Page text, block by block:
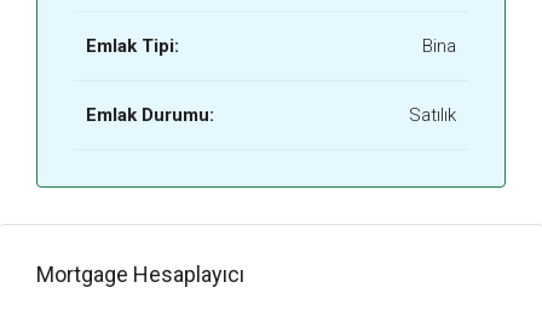
Emlak Tipi: Bina
Emlak Durumu: Satılık
Mortgage Hesaplayıcı